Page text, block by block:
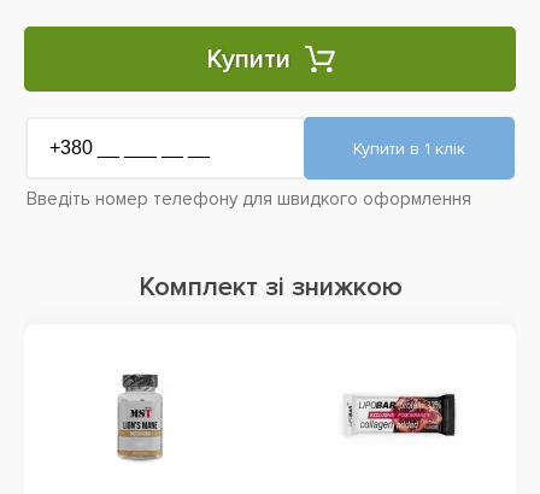
Купити
Введіть номер телефону для швидкого оформлення
Комплект зі знижкою